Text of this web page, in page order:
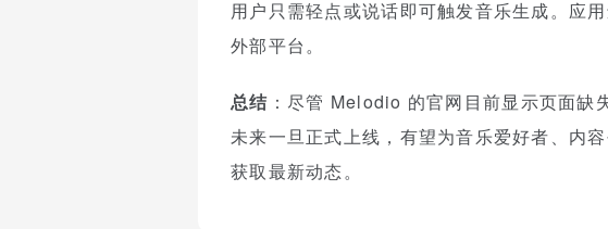
用户只需轻点或说话即可触发音乐生成。应
外部平台。
总结 ：尽管 Melodio 的官网目前显示页面缺
未来一旦正式上线，有望为音乐爱好者、内
获取最新动态。